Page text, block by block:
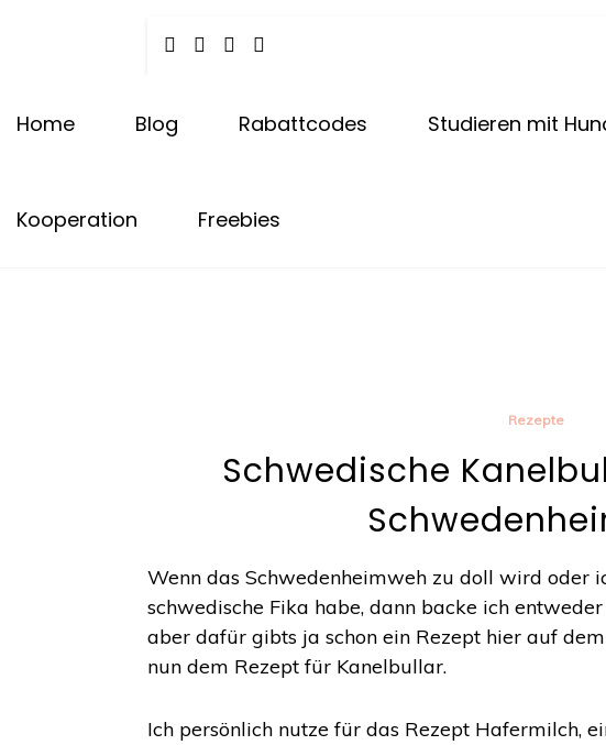
Home Blog Rabattcodes Studieren mit
Kooperation Freebies
Rezepte
Schwedische
Wenn das Schwedenheimweh zu doll wird oder
schwedische Fika habe, dann backe ich
aber dafür gibts ja schon ein Rezept hier auf
nun dem Rezept für Kanelbullar.
Ich persönlich nutze für das Rezept Hafermilch,